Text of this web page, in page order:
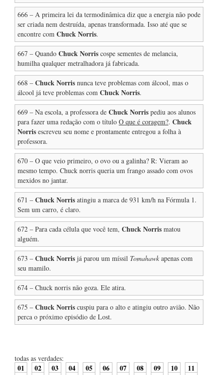
666 – A primeira lei da termodinâmica diz que a energia não pode
ser criada nem destruída, apenas transformada. Isso até que se
encontre com Chuck Norris.
667 – Quando Chuck Norris cospe sementes de melancia,
humilha qualquer metralhadora já fabricada.
668 – Chuck Norris nunca teve problemas com álcool, mas o
álcool já teve problemas com Chuck Norris.
669 – Na escola, a professora de Chuck Norris pediu aos alunos
para fazer uma redação com o título O que é coragem?. Chuck
Norris escreveu seu nome e prontamente entregou a folha à
professora.
670 – O que veio primeiro, o ovo ou a galinha? R: Vieram ao
mesmo tempo. Chuck norris queria um frango assado com ovos
mexidos no jantar.
671 – Chuck Norris atingiu a marca de 931 km/h na Fórmula 1.
Sem um carro, é claro.
672 – Para cada célula que você tem, Chuck Norris matou
alguém.
673 – Chuck Norris já parou um míssil Tomahawk apenas com
seu mamilo.
674 – Chuck norris não goza. Ele atira.
675 – Chuck Norris cuspiu para o alto e atingiu outro avião. Não
perca o próximo episódio de Lost.
todas as verdades:
01 02 03 04 05 06 07 08 09 10
11